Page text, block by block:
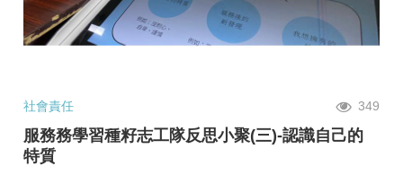
社會責任 349
服務務學習種籽志工隊反思小聚(三)-認識自己的
特質